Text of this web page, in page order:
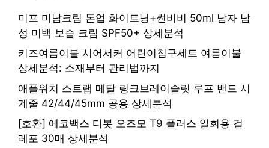
미프 미남크림 톤업 화이트닝+썬비비 50ml 남자 남
성 미백 보습 크림 SPF50+ 상세분석
키즈여름이불 시어서커 어린이침구세트 여름이불
상세분석: 소재부터 관리법까지
애플워치 스트랩 메탈 링크브레이슬릿 루프 밴드 시
계줄 42/44/45mm 공용 상세분석
[호환] 에코백스 디봇 오즈모 T9 플러스 일회용 걸
레포 30매 상세분석